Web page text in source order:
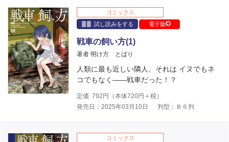
コミックス
試し読みをする
電子版
戦車の飼い方(1)
著者 明け方 とばり
人類に最も近しい隣人、それは イヌでもネ
コでもなく――戦車だった！？
定価 792 円（本体720円＋税）
発売日：2025年03月10日
判型：Ｂ６判
コミックス